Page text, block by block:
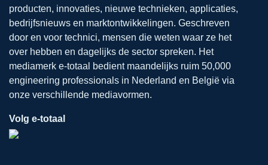
producten, innovaties, nieuwe technieken, applicaties,
bedrijfsnieuws en marktontwikkelingen. Geschreven
door en voor technici, mensen die weten waar ze het
over hebben en dagelijks de sector spreken. Het
mediamerk e-totaal bedient maandelijks ruim 50,000
engineering professionals in Nederland en België via
onze verschillende mediavormen.
Volg e-totaal